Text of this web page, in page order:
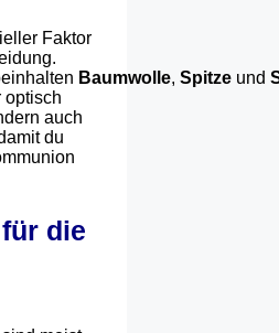
Faktor
Baumwolle, Spitze und
optisch
auch
du
die